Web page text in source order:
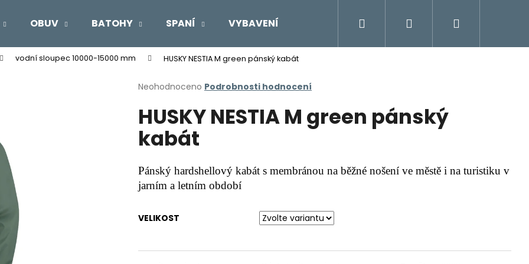
OBUV BATOHY SPANÍ VYBAVENÍ Moje objednávka
Přihlášení
vodní sloupec 10000-15000 mm HUSKY NESTIA M green pánský kabát
Průměrné
produktu
je
0,0
hvězdiček.
Neohodnoceno Podrobnosti hodnocení
HUSKY NESTIA M green pánský
kabát
Pánský hardshellový kabát s membránou na běžné nošení ve městě i na turistiku v
jarním a letním období
VELIKOST
Co potřebujete najít?
HLEDAT